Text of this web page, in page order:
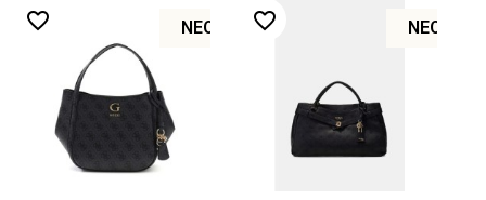
ΝΈΟ
favorite_border ΝΈΟ
favorite_border